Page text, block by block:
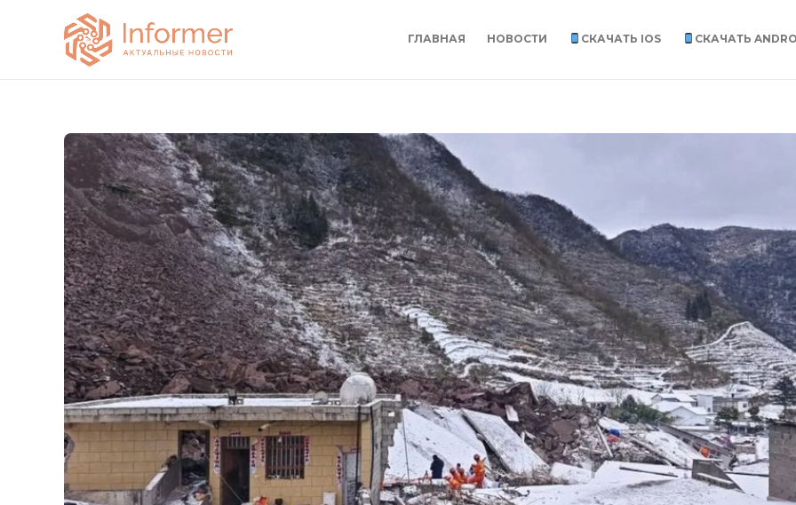
ГЛАВНАЯ НОВОСТИ СКАЧАТЬ IOS СКАЧАТЬ